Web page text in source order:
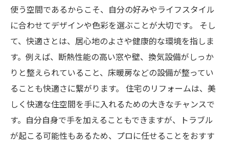
使う空間であるからこそ、自分の好みやライフスタイル
に合わせてデザインや色彩を選ぶことが大切です。 そし
て、快適さとは、居心地のよさや健康的な環境を指しま
す。例えば、断熱性能の高い窓や壁、換気設備がしっか
りと整えられていること、床暖房などの設備が整ってい
ることも快適さに繋がります。 住宅のリフォームは、美
しく快適な住空間を手に入れるための大きなチャンスで
す。自分自身で手を加えることもできますが、トラブル
が起こる可能性もあるため、プロに任せることをおすす